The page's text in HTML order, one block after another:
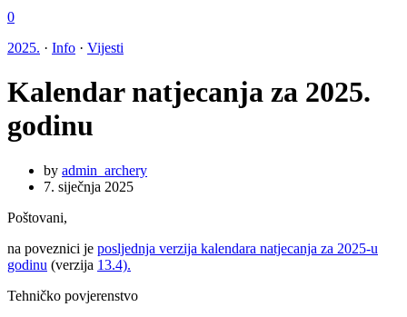
0
2025. · Info · Vijesti
Kalendar natjecanja za 2025.
godinu
by admin_archery
7. siječnja 2025
Poštovani,
na poveznici je posljednja verzija kalendara natjecanja za 2025-u
godinu (verzija 13.4).
Tehničko povjerenstvo